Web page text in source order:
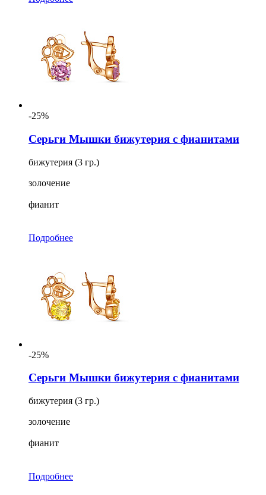
-25%
Серьги Мышки бижутерия с фианитами
бижутерия (3 гр.)
золочение
фианит
Подробнее
-25%
Серьги Мышки бижутерия с фианитами
бижутерия (3 гр.)
золочение
фианит
Подробнее